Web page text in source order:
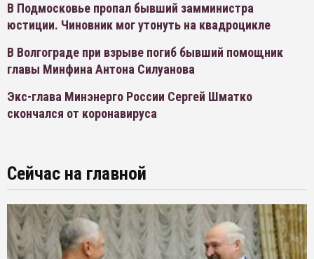
В Подмосковье пропал бывший замминистра
юстиции. Чиновник мог утонуть на квадроцикле
В Волгограде при взрыве погиб бывший помощник
главы Минфина Антона Силуанова
Экс-глава Минэнерго России Сергей Шматко
скончался от коронавируса
Сейчас на главной